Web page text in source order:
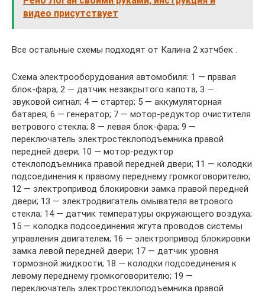
видео присутствует
Все остальные схемы подходят от Калина 2 хэтчбек .
Схема электрооборудования автомобиля: 1 — правая
блок-фара; 2 — датчик незакрытого капота; 3 —
звуковой сигнал; 4 — стартер; 5 — аккумуляторная
батарея; 6 — генератор; 7 — мотор-редуктор очистителя
ветрового стекла; 8 — левая блок-фара; 9 —
переключатель электростеклоподъемника правой
передней двери; 10 — мотор-редуктор
стеклоподъемника правой передней двери; 11 — колодки
подсоединения к правому переднему громкоговорителю;
12 — электропривод блокировки замка правой передней
двери; 13 — электродвигатель омывателя ветрового
стекла; 14 — датчик температуры окружающего воздуха;
15 — колодка подсоединения жгута проводов системы
управления двигателем; 16 — электропривод блокировки
замка левой передней двери; 17 — датчик уровня
тормозной жидкости; 18 — колодки подсоединения к
левому переднему громкоговорителю; 19 —
переключатель электростеклоподъемника правой